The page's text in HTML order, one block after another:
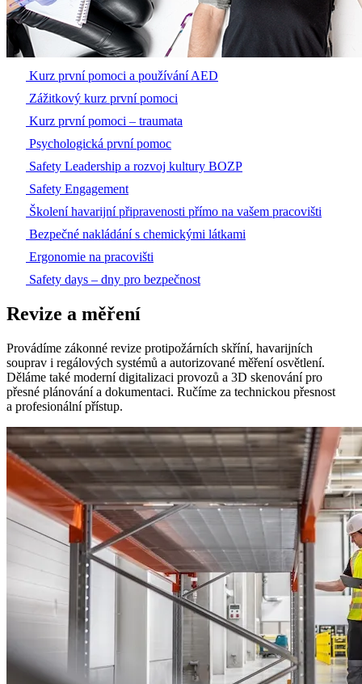
Kurz první pomoci a používání AED
Zážitkový kurz první pomoci
Kurz první pomoci – traumata
Psychologická první pomoc
Safety Leadership a rozvoj kultury BOZP
Safety Engagement
Školení havarijní připravenosti přímo na vašem pracovišti
Bezpečné nakládání s chemickými látkami
Ergonomie na pracovišti
Safety days – dny pro bezpečnost
Revize a měření
Provádíme zákonné revize protipožárních skříní, havarijních
souprav i regálových systémů a autorizované měření osvětlení.
Děláme také moderní digitalizaci provozů a 3D skenování pro
přesné plánování a dokumentaci. Ručíme za technickou přesnost
a profesionální přístup.